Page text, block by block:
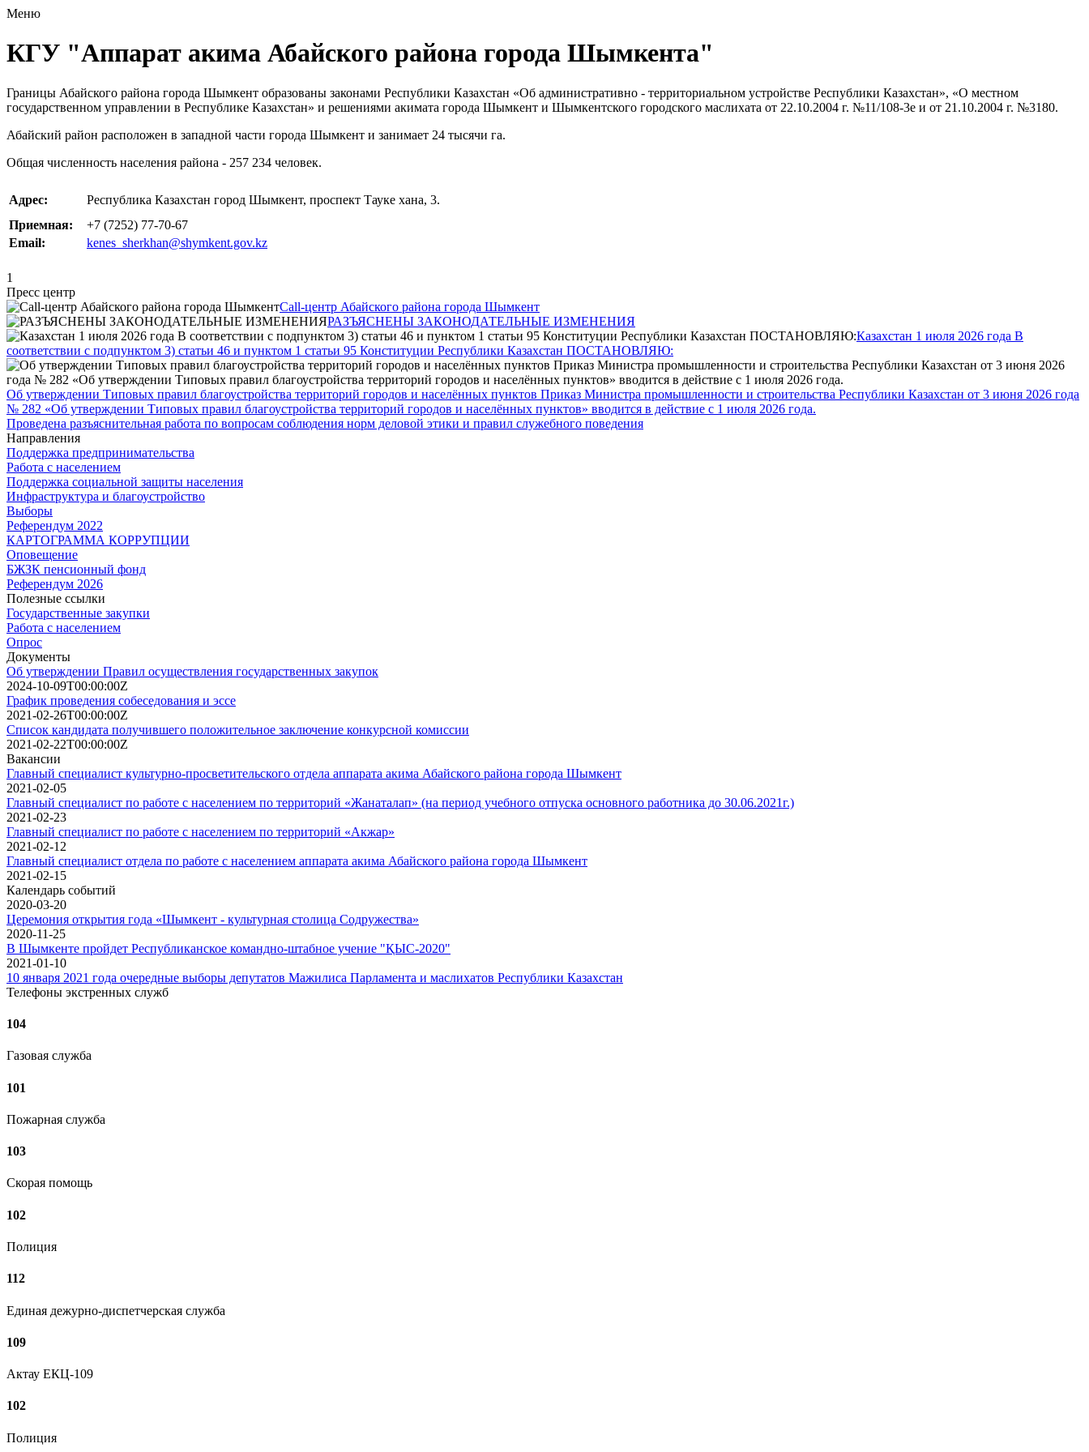
Меню
КГУ "Аппарат акима Абайского района города Шымкента"
Границы Абайского района города Шымкент образованы законами Республики Казахстан «Об административно - территориальном устройстве Республики Казахстан», «О местном
государственном управлении в Республике Казахстан» и решениями акимата города Шымкент и Шымкентского городского маслихата от 22.10.2004 г. №11/108-3е и от 21.10.2004 г. №3180.
Абайский район расположен в западной части города Шымкент и занимает 24 тысячи га.
Общая численность населения района - 257 234 человек.
Адрес:
Республика Казахстан город Шымкент, проспект Тауке хана, 3.
Приемная:
+7 (7252) 77-70-67
Email:
kenes_sherkhan@shymkent.gov.kz
1
Пресс центр
Call-центр Абайского района города Шымкент
РАЗЪЯСНЕНЫ ЗАКОНОДАТЕЛЬНЫЕ ИЗМЕНЕНИЯ
Казахстан 1 июля 2026 года В
соответствии с подпунктом 3) статьи 46 и пунктом 1 статьи 95 Конституции Республики Казахстан ПОСТАНОВЛЯЮ:
Об утверждении Типовых правил благоустройства территорий городов и населённых пунктов Приказ Министра промышленности и строительства Республики Казахстан от 3 июня 2026 года
№ 282 «Об утверждении Типовых правил благоустройства территорий городов и населённых пунктов» вводится в действие с 1 июля 2026 года.
Проведена разъяснительная работа по вопросам соблюдения норм деловой этики и правил служебного поведения
Направления
Поддержка предпринимательства
Работа с населением
Поддержка социальной защиты населения
Инфраструктура и благоустройство
Выборы
Референдум 2022
КАРТОГРАММА КОРРУПЦИИ
Оповещение
БЖЗК пенсионный фонд
Референдум 2026
Полезные ссылки
Государственные закупки
Работа с населением
Опрос
Документы
Об утверждении Правил осуществления государственных закупок
2024-10-09T00:00:00Z
График проведения собеседования и эссе
2021-02-26T00:00:00Z
Список кандидата получившего положительное заключение конкурсной комиссии
2021-02-22T00:00:00Z
Вакансии
Главный специалист культурно-просветительского отдела аппарата акима Абайского района города Шымкент
2021-02-05
Главный специалист по работе с населением по территорий «Жанаталап» (на период учебного отпуска основного работника до 30.06.2021г.)
2021-02-23
Главный специалист по работе с населением по территорий «Акжар»
2021-02-12
Главный специалист отдела по работе с населением аппарата акима Абайского района города Шымкент
2021-02-15
Календарь событий
2020-03-20
Церемония открытия года «Шымкент - культурная столица Содружества»
2020-11-25
В Шымкенте пройдет Республиканское командно-штабное учение "ҚЫС-2020"
2021-01-10
10 января 2021 года очередные выборы депутатов Мажилиса Парламента и маслихатов Республики Казахстан
Телефоны экстренных служб
104
Газовая служба
101
Пожарная служба
103
Скорая помощь
102
Полиция
112
Единая дежурно-диспетчерская служба
109
Актау ЕКЦ-109
102
Полиция